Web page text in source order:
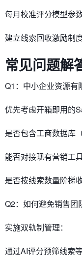
每月校准评分模型参
建立线索回收激励制
常见问题解
​​Q1：中小企业资源有
优先考虑开箱即用的
是否包含工商数据库
能否对接现有营销工
是否按线索数量阶梯
​​Q2：如何避免销售团
实施双轨制管理：
通过AI评分预筛线索